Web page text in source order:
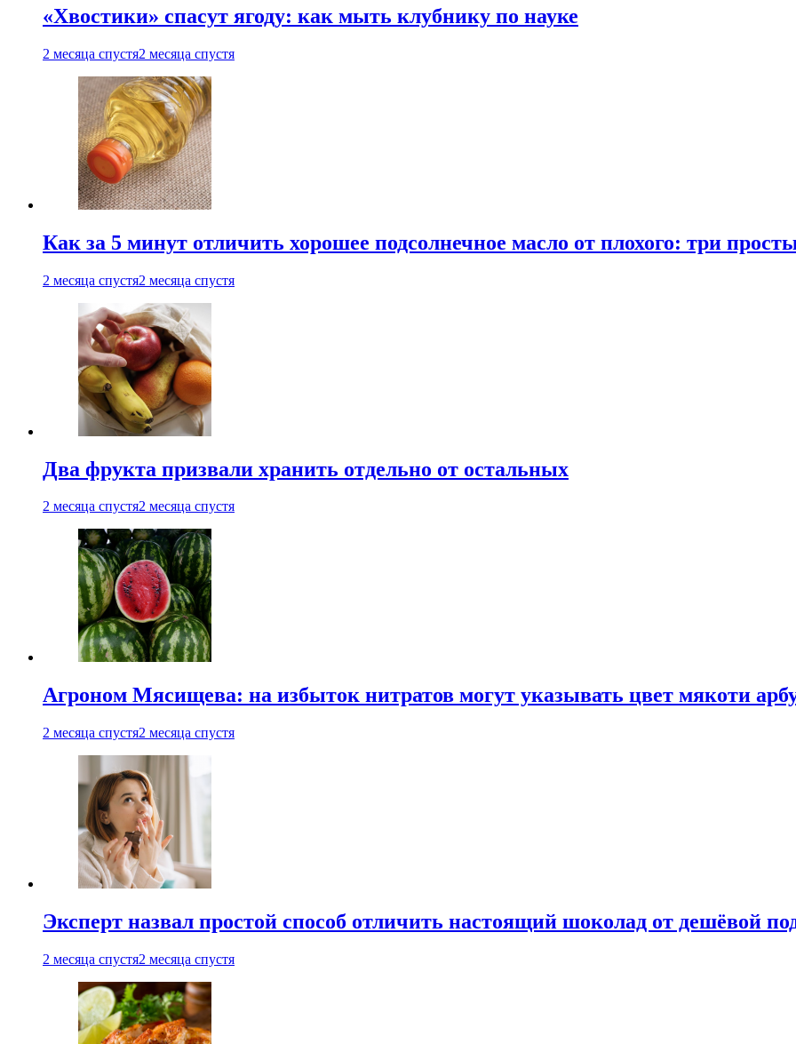
«Хвостики» спасут ягоду: как мыть клубнику по науке
2 месяца спустя2 месяца спустя
Как за 5 минут отличить хорошее подсолнечное масло от плохого: три
2 месяца спустя2 месяца спустя
Два фрукта призвали хранить отдельно от остальных
2 месяца спустя2 месяца спустя
Агроном Мясищева: на избыток нитратов могут указывать цвет мякоти
2 месяца спустя2 месяца спустя
Эксперт назвал простой способ отличить настоящий шоколад от дешёвой
2 месяца спустя2 месяца спустя